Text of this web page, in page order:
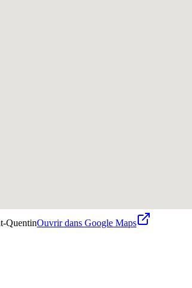
QuentinOuvrir dans Google Maps